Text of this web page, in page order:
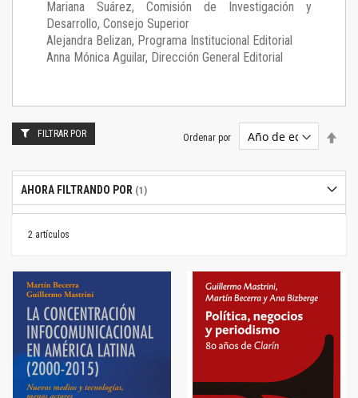
Mariana Suárez, Comisión de Investigación y
Desarrollo, Consejo Superior
Alejandra Belizan, Programa Institucional Editorial
Anna Mónica Aguilar, Dirección General Editorial
2 artículos
Ordenar por
FILTRAR POR
AHORA FILTRANDO POR